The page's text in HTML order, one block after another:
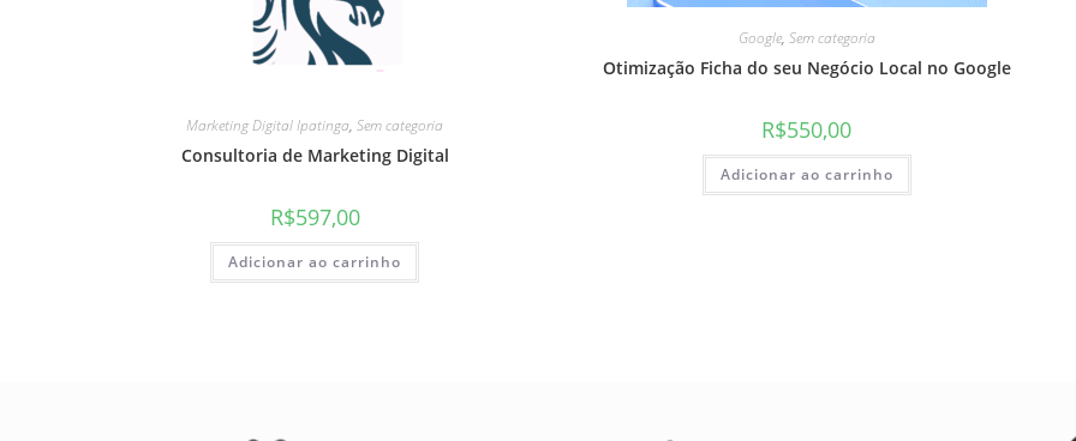
Marketing Digital Ipatinga,Sem categoria
Consultoria de Marketing Digital
R$597,00
Adicionar ao carrinho
Google, Sem categoria
Otimização Ficha do seu Negócio Local no Google
R$550,00
Adicionar ao carrinho